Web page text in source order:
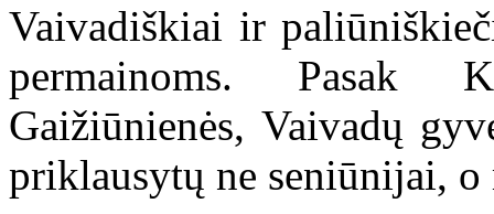
Vaivadiškiai ir
permainoms. Pasak
Gaižiūnienės, Vaivadų
priklausytų ne seniūnijai,